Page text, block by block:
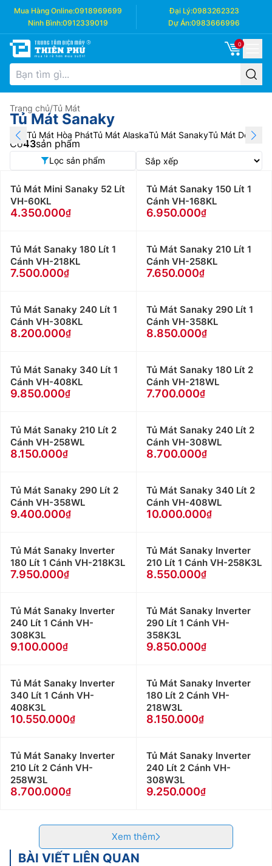
Mua Hàng Online:0918969699 Đại Lý:0983262323
Ninh Bình:0912339019 Dự Án:0983666996
0
Trang chủ/Tủ Mát
Tủ Mát Sanaky
Tủ Mát Hòa PhátTủ Mát AlaskaTủ Mát SanakyTủ Mát Denver
Có43sản phẩm
Lọc sản phẩm
Tủ Mát Mini Sanaky 52 Lít
VH-60KL
4.350.000
Tủ Mát Sanaky 150 Lít 1
Cánh VH-168KL
6.950.000
Tủ Mát Sanaky 180 Lít 1
Cánh VH-218KL
7.500.000
Tủ Mát Sanaky 210 Lít 1
Cánh VH-258KL
7.650.000
Tủ Mát Sanaky 240 Lít 1
Cánh VH-308KL
8.200.000
Tủ Mát Sanaky 290 Lít 1
Cánh VH-358KL
8.850.000
Tủ Mát Sanaky 340 Lít 1
Cánh VH-408KL
9.850.000
Tủ Mát Sanaky 180 Lít 2
Cánh VH-218WL
7.700.000
Tủ Mát Sanaky 210 Lít 2
Cánh VH-258WL
8.150.000
Tủ Mát Sanaky 240 Lít 2
Cánh VH-308WL
8.700.000
Tủ Mát Sanaky 290 Lít 2
Cánh VH-358WL
9.400.000
Tủ Mát Sanaky 340 Lít 2
Cánh VH-408WL
10.000.000
Tủ Mát Sanaky Inverter
180 Lít 1 Cánh VH-218K3L
7.950.000
Tủ Mát Sanaky Inverter
210 Lít 1 Cánh VH-258K3L
8.550.000
Tủ Mát Sanaky Inverter
240 Lít 1 Cánh VH-
308K3L
9.100.000
Tủ Mát Sanaky Inverter
290 Lít 1 Cánh VH-
358K3L
9.850.000
Tủ Mát Sanaky Inverter
340 Lít 1 Cánh VH-
408K3L
10.550.000
Tủ Mát Sanaky Inverter
180 Lít 2 Cánh VH-
218W3L
8.150.000
Tủ Mát Sanaky Inverter
210 Lít 2 Cánh VH-
258W3L
8.700.000
Tủ Mát Sanaky Inverter
240 Lít 2 Cánh VH-
308W3L
9.250.000
Xem thêm
BÀI VIẾT LIÊN QUAN